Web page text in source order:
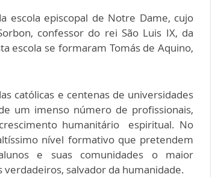
escola episcopal de Notre Dame, cujo
confessor do rei São Luis IX, da
escola se formaram Tomás de Aquino,
católicas e centenas de universidades
um imenso número de profissionais,
humanitário espiritual. No
nível formativo que pretendem
e suas comunidades o maior
salvador da humanidade.